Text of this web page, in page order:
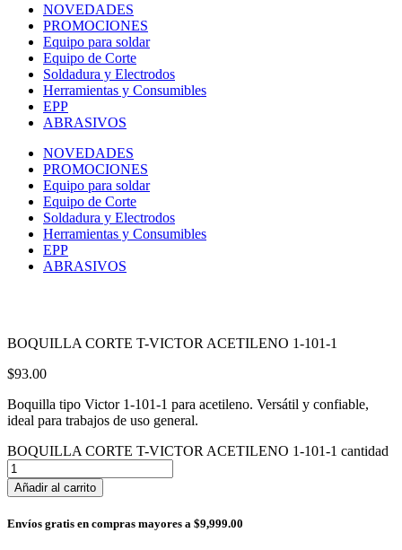
NOVEDADES
PROMOCIONES
Equipo para soldar
Equipo de Corte
Soldadura y Electrodos
Herramientas y Consumibles
EPP
ABRASIVOS
NOVEDADES
PROMOCIONES
Equipo para soldar
Equipo de Corte
Soldadura y Electrodos
Herramientas y Consumibles
EPP
ABRASIVOS
BOQUILLA CORTE T-VICTOR ACETILENO 1-101-1
$93.00
Boquilla tipo Victor 1-101-1 para acetileno. Versátil y confiable,
ideal para trabajos de uso general.
BOQUILLA CORTE T-VICTOR ACETILENO 1-101-1 cantidad
Añadir al carrito
Envíos gratis en compras mayores a $9,999.00